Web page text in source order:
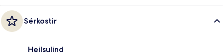
Sérkostir
Heilsulind